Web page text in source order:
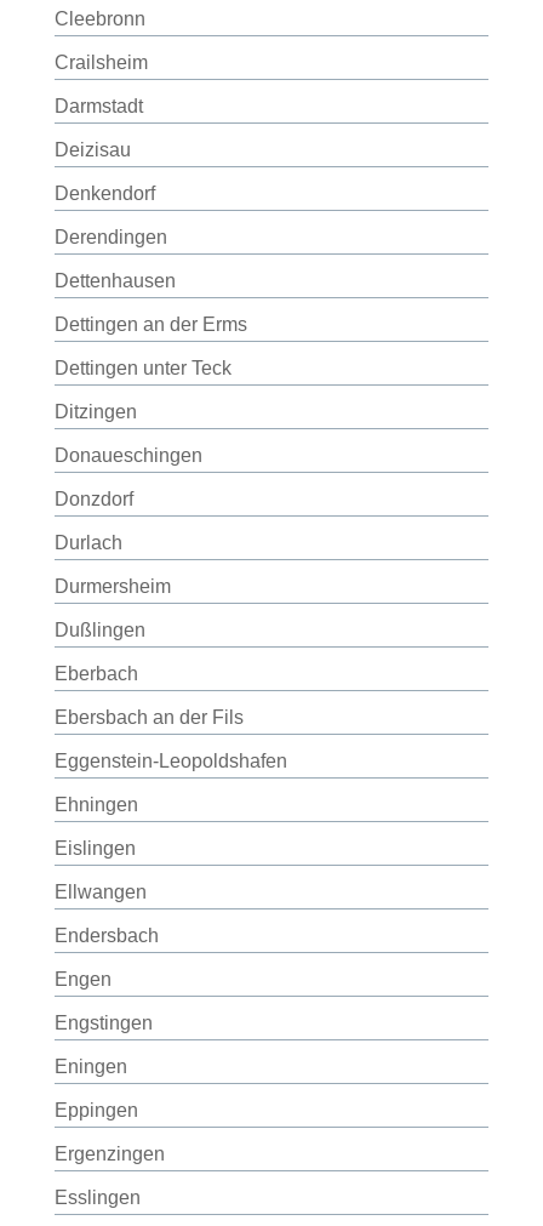
Cleebronn
Crailsheim
Darmstadt
Deizisau
Denkendorf
Derendingen
Dettenhausen
Dettingen an der Erms
Dettingen unter Teck
Ditzingen
Donaueschingen
Donzdorf
Durlach
Durmersheim
Dußlingen
Eberbach
Ebersbach an der Fils
Eggenstein-Leopoldshafen
Ehningen
Eislingen
Ellwangen
Endersbach
Engen
Engstingen
Eningen
Eppingen
Ergenzingen
Esslingen